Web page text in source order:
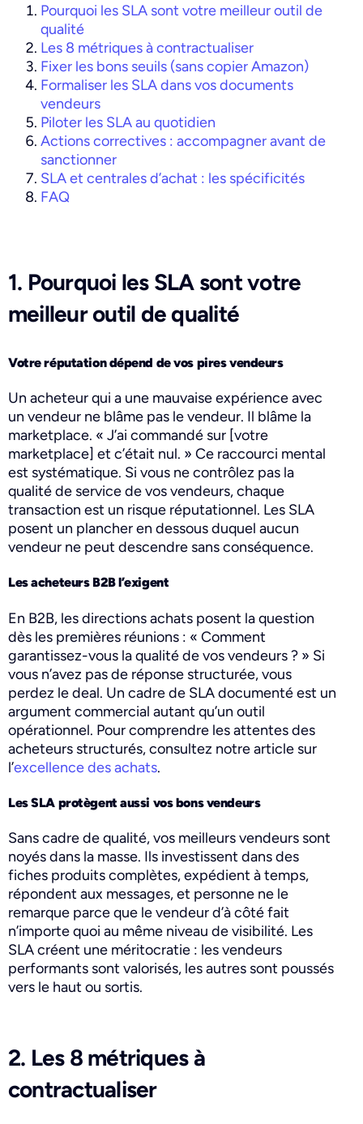
Pourquoi les SLA sont votre meilleur outil de
qualité
Les 8 métriques à contractualiser
Fixer les bons seuils (sans copier Amazon)
Formaliser les SLA dans vos documents
vendeurs
Piloter les SLA au quotidien
Actions correctives : accompagner avant de
sanctionner
SLA et centrales d’achat : les spécificités
FAQ
1. Pourquoi les SLA sont votre
meilleur outil de qualité
Votre réputation dépend de vos pires vendeurs
Un acheteur qui a une mauvaise expérience avec
un vendeur ne blâme pas le vendeur. Il blâme la
marketplace. « J’ai commandé sur [votre
marketplace] et c’était nul. » Ce raccourci mental
est systématique. Si vous ne contrôlez pas la
qualité de service de vos vendeurs, chaque
transaction est un risque réputationnel. Les SLA
posent un plancher en dessous duquel aucun
vendeur ne peut descendre sans conséquence.
Les acheteurs B2B l’exigent
En B2B, les directions achats posent la question
dès les premières réunions : « Comment
garantissez-vous la qualité de vos vendeurs ? » Si
vous n’avez pas de réponse structurée, vous
perdez le deal. Un cadre de SLA documenté est un
argument commercial autant qu’un outil
opérationnel. Pour comprendre les attentes des
acheteurs structurés, consultez notre article sur
l’excellence des achats.
Les SLA protègent aussi vos bons vendeurs
Sans cadre de qualité, vos meilleurs vendeurs sont
noyés dans la masse. Ils investissent dans des
fiches produits complètes, expédient à temps,
répondent aux messages, et personne ne le
remarque parce que le vendeur d’à côté fait
n’importe quoi au même niveau de visibilité. Les
SLA créent une méritocratie : les vendeurs
performants sont valorisés, les autres sont poussés
vers le haut ou sortis.
2. Les 8 métriques à
contractualiser